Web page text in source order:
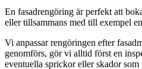
En fasadrengöring är perfekt att
eller tillsammans med till exempel
Vi anpassar rengöringen efter
genomförs, gör vi alltid först en
eventuella sprickor eller skador